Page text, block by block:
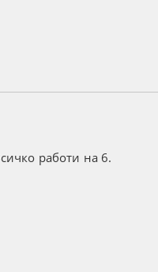
работи на 6.